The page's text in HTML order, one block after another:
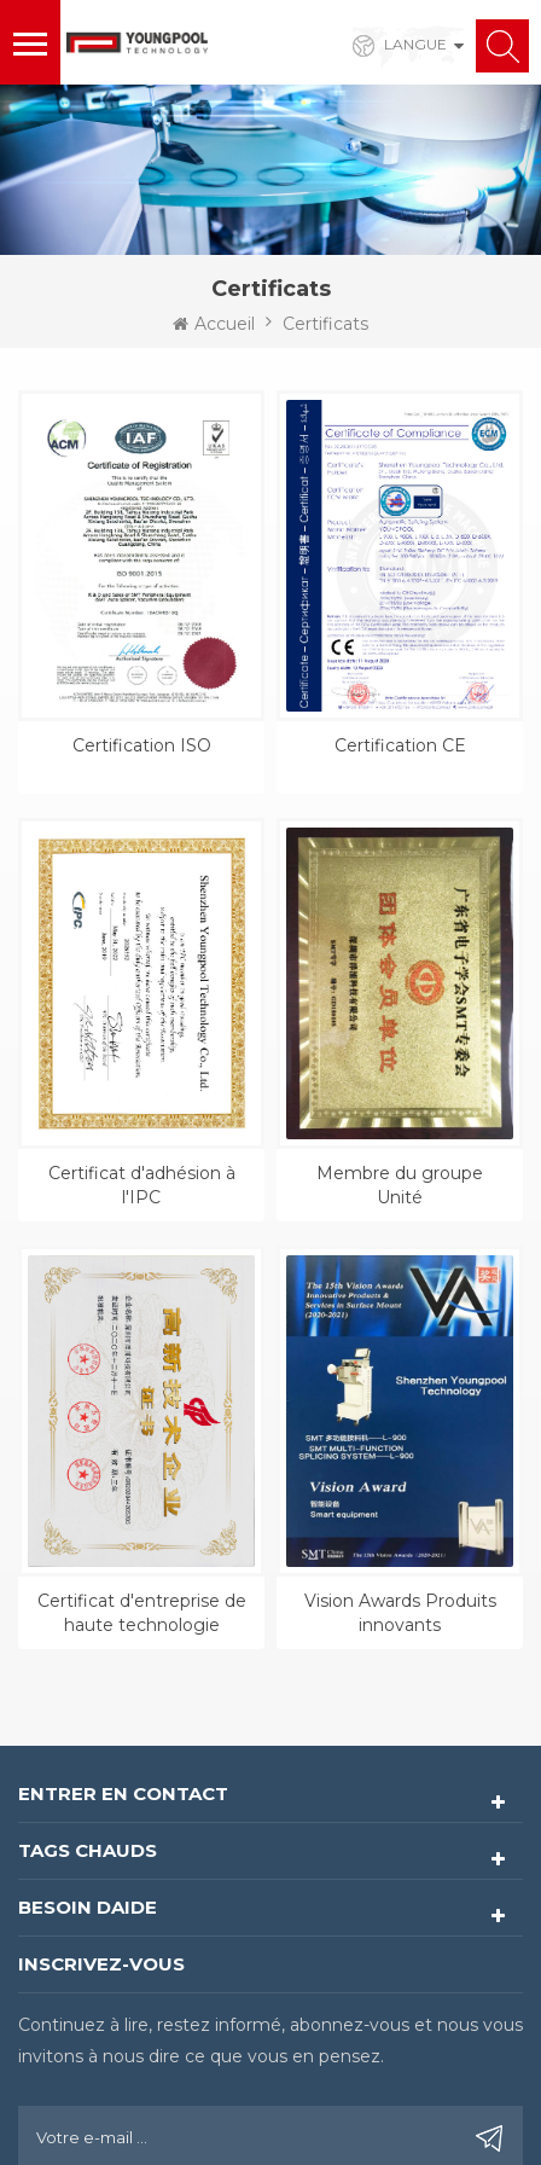
LANGUE
Certificats
Accueil Certificats
Certification ISO Certification CE
Certificat d'adhésion à
l'IPC
Membre du groupe
Unité
Certificat d'entreprise de
haute technologie
Vision Awards Produits
innovants
ENTRER EN CONTACT
TAGS CHAUDS
BESOIN DAIDE
INSCRIVEZ-VOUS
Continuez à lire, restez informé, abonnez-vous et nous vous
invitons à nous dire ce que vous en pensez.